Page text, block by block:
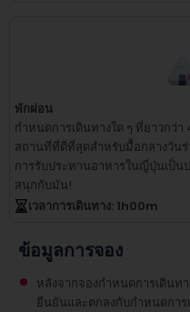
พักผ่อน
กำหนดการเดินทางใด ๆ ที่ยาวกว่
สถานที่ที่ดีที่สุดสำหรับมื้อกลางวัน
การรับประทานอาหารในญี่ปุ่นเป็น
สนุกกับมัน!
เวลาการเดินทาง: 1h00m
ข้อมูลการจอง
หลังจากจองกำหนดการเดินท
ยืนยันและตกลงกับกำหนดกา